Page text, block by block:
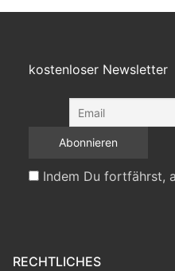
kostenloser Newsletter
Indem Du fortfährst,
RECHTLICHES